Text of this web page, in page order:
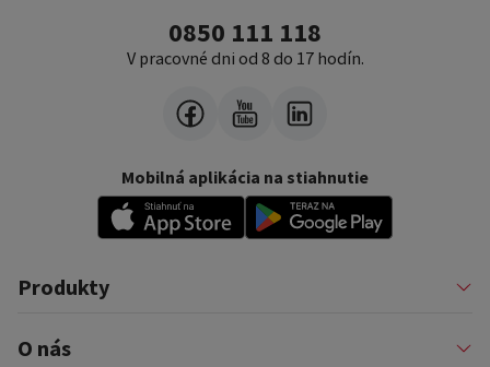
0850 111 118
V pracovné dni od 8 do 17 hodín.
Mobilná aplikácia na stiahnutie
Produkty
Pôžičky
Financovanie podnikateľov
O nás